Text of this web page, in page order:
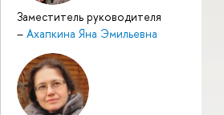
Заместитель руководителя
– Ахапкина Яна Эмильевна